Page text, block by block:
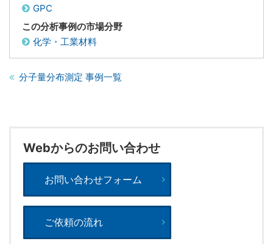
GPC
この分析事例の市場分野
化学・工業材料
分子量分布測定 事例一覧
Webからのお問い合わせ
お問い合わせフォーム
ご依頼の流れ